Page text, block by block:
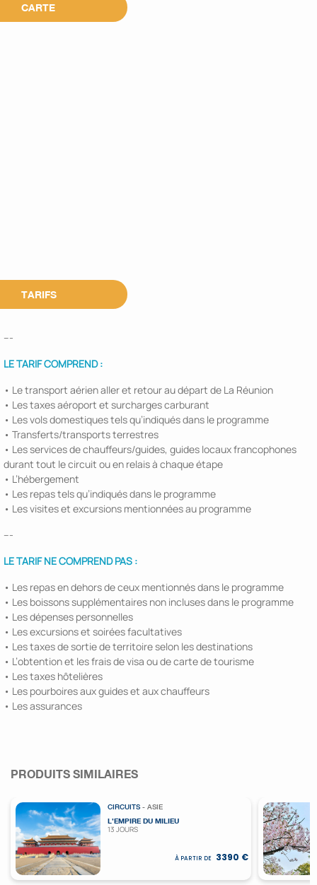
CARTE
TARIFS
---
LE TARIF COMPREND :
• Le transport aérien aller et retour au départ de La Réunion
• Les taxes aéroport et surcharges carburant
• Les vols domestiques tels qu’indiqués dans le programme
• Transferts/transports terrestres
• Les services de chauffeurs/guides, guides locaux francophones
durant tout le circuit ou en relais à chaque étape
• L’hébergement
• Les repas tels qu’indiqués dans le programme
• Les visites et excursions mentionnées au programme
---
LE TARIF NE COMPREND PAS :
• Les repas en dehors de ceux mentionnés dans le programme
• Les boissons supplémentaires non incluses dans le programme
• Les dépenses personnelles
• Les excursions et soirées facultatives
• Les taxes de sortie de territoire selon les destinations
• L’obtention et les frais de visa ou de carte de tourisme
• Les taxes hôtelières
• Les pourboires aux guides et aux chauffeurs
• Les assurances
PRODUITS SIMILAIRES
CIRCUITS - ASIE
L’EMPIRE DU MILIEU
13 JOURS
À PARTIR DE 3390 €